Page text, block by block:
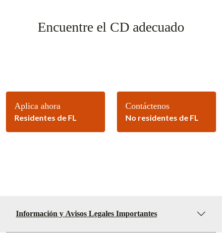
Encuentre el CD adecuado
Aplica ahora
Residentes de FL
Contáctenos
No residentes de FL
Información y Avisos Legales Importantes